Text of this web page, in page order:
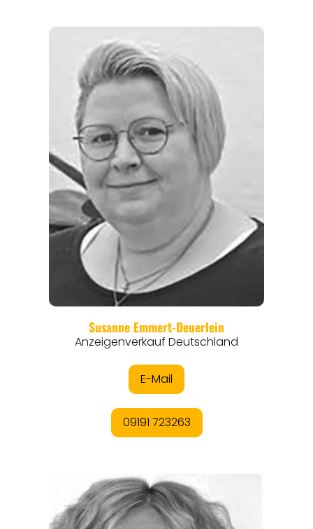
REGIONEN
ORTE
EVENTS
REISEFÜHRER
THEMEN